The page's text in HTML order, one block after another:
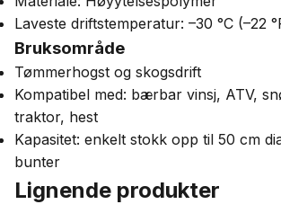
Laveste driftstemperatur: –30 °C (–22
Bruksområde
Tømmerhogst og skogsdrift
Kompatibel med: bærbar vinsj, ATV,
traktor, hest
Kapasitet: enkelt stokk opp til 50 cm
bunter
Lignende produkter